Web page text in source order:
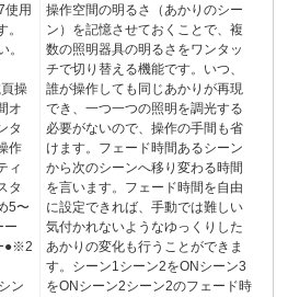
使用
。
操
オ
タ
作
ィ
タ
5〜
ー
●※2
ン
操作空間の明るさ（あかりのシー
ン）を記憶させておくことで、複
数の照明器具の明るさをワンタッ
チで切り替える機能です。いつ、
誰が操作しても同じあかりが再現
でき、一つ一つの照明を調光する
必要がないので、操作の手間も省
けます。フェード時間あるシーン
から次のシーンへ移り変わる時間
を言います。フェード時間を自由
に設定できれば、手動では難しい
気付かれないようなゆっくりした
あかりの変化も行うことができま
す。シーン1シーン2をONシーン3
をONシーン2シーン2のフェード時